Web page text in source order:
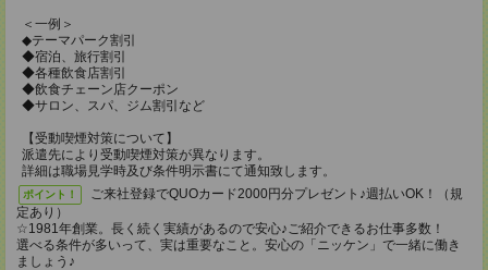
＜一例＞
◆テーマパーク割引
◆宿泊、旅行割引
◆各種飲食店割引
◆飲食チェーン店クーポン
◆サロン、スパ、ジム割引など
【受動喫煙対策について】
派遣先により受動喫煙対策が異なります。
詳細は職場見学時及び条件明示書にて通知致します。
ポイント！
ご来社登録でQUOカード2000円分プレゼント♪週払いOK！（規
定あり）
☆1981年創業。長く続く実績があるので安心♪ご紹介できるお仕事多数！
選べる条件が多いって、実は重要なこと。安心の「ニッケン」で一緒に働き
ましょう♪